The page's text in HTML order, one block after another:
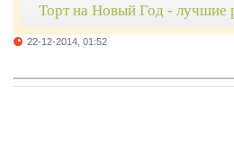
Торт на Новый Год - лучшие
22-12-2014, 01:52